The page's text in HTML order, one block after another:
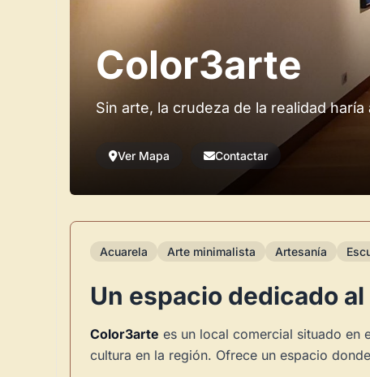
Color3arte
Sin arte, la crudeza de la realidad
Ver Mapa Contactar
Acuarela Arte minimalista Artesanía
Un espacio dedicado
Color3arte es un local comercial situado en
cultura en la región. Ofrece un espacio